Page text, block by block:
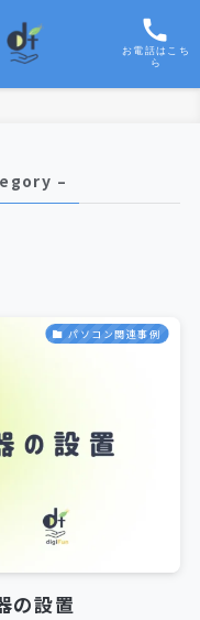
お電話はこち
ら
–
パソコン関連事例
の設置